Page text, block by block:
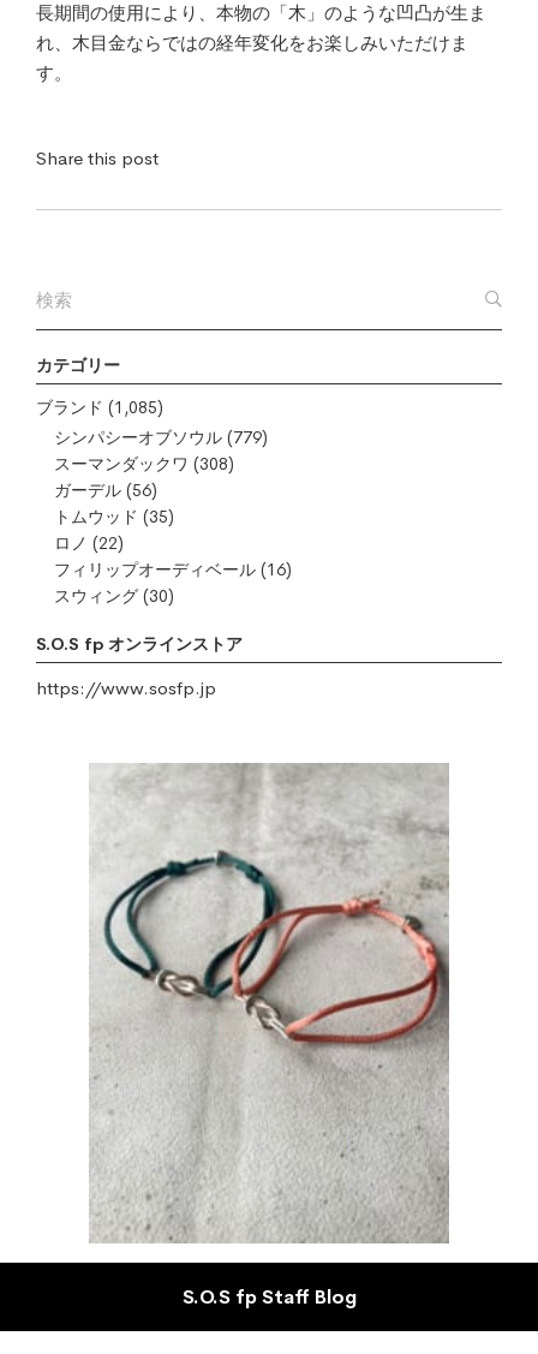
カテゴリー
ブランド (1,085)
シンパシーオブソウル (779)
スーマンダックワ (308)
ガーデル (56)
トムウッド (35)
ロノ (22)
フィリップオーディベール (16)
スウィング (30)
S.O.S fp オンラインストア
https://www.sosfp.jp
長期間の使用により、本物の「木」のような凹凸が生ま
れ、木目金ならではの経年変化をお楽しみいただけま
す。
Share this post
S.O.S fp Staff Blog